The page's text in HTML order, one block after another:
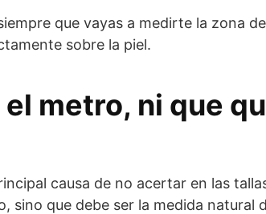
que vayas a medirte la zona
sobre la piel.
metro, ni que
causa de no acertar en las
sino que debe ser la medida natural